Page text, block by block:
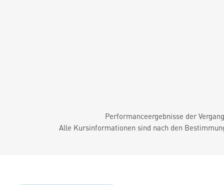
Performanceergebnisse der
Alle Kursinformationen sind nach den